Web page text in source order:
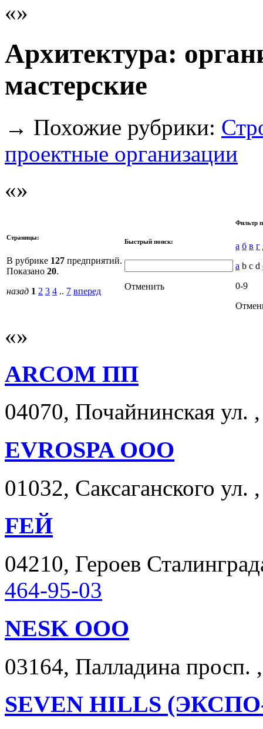
Архитектура:
мастерские
→ Похожие рубрики:
проектные организации
Страницы:
В рубрике 127 предприятий.
Показано 20.
назад 1 2 3 4 .. 7 вперед
Быстрый поиск:
Отменить
Фильтр
а б в г
a b c d
0-9
ARCOM ПП
04070, Почайнинская ул.
EVROSPA ООО
01032, Саксаганского ул.
FЕЙ
04210, Героев
464-95-03
NESK ООО
03164, Палладина просп.
SEVEN HILLS